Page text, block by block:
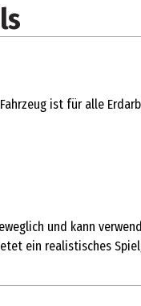
ist für alle
und kann
ein realistisches